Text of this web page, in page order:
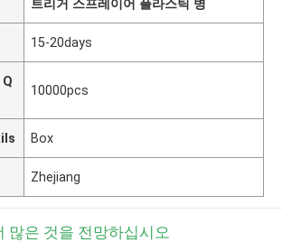
트리거 스프레이어 플라스틱 병
15-20days
10000pcs
Box
Zhejiang
많은 것을 전망하십시오